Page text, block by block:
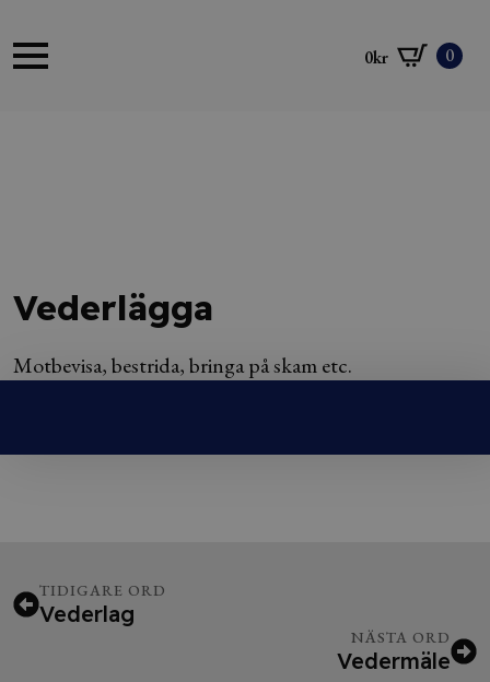
0kr 0
Vederlägga
Motbevisa, bestrida, bringa på skam etc.
TIDIGARE ORD
Vederlag
NÄSTA ORD
Vedermäle